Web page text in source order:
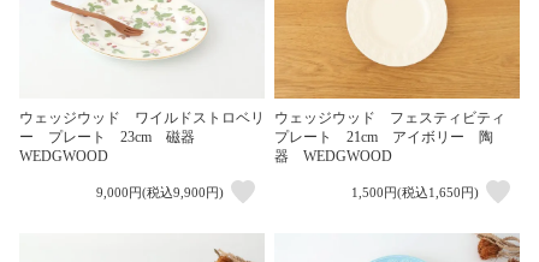
ウェッジウッド ワイルドストロベリ
ー プレート 23cm 磁器
WEDGWOOD
9,000円(税込9,900円)
ウェッジウッド フェスティビティ
プレート 21cm アイボリー 陶
器 WEDGWOOD
1,500円(税込1,650円)